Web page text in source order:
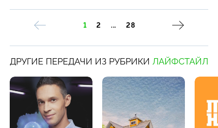
1 2 ... 28
ДРУГИЕ ПЕРЕДАЧИ ИЗ РУБРИКИ ЛАЙФСТАЙЛ